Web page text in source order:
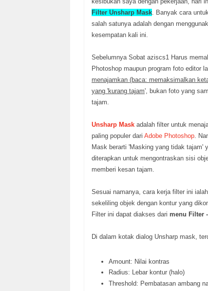
Filter Unsharp Mask . Banyak cara untuk
salah satunya adalah dengan
kesempatan kali ini.
Sebelumnya Sobat aziscs1 Harus
Photoshop maupun program foto editor
menajamkan (baca: memaksimalkan
yang 'kurang tajam', bukan foto yang
tajam.
Unsharp Mask adalah filter untuk
paling populer dari Adobe Photoshop .
Mask berarti 'Masking yang tidak tajam'
diterapkan untuk mengontraskan sisi
memberi kesan tajam.
Sesuai namanya, cara kerja filter ini
sekeliling objek dengan kontur yang
Filter ini dapat diakses dari menu Filter
Di dalam kotak dialog Unsharp mask,
Amount: Nilai kontras
Radius: Lebar kontur (halo)
Threshold: Pembatasan ambang